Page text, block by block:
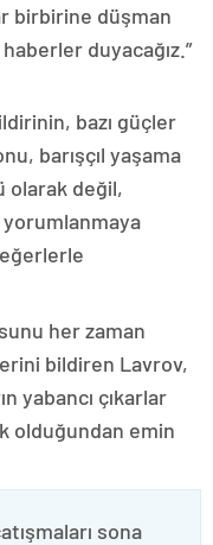
birbirine düşman
duyacağız.”
bazı güçler
barışçıl yaşama
olarak değil,
yorumlanmaya
her zaman
bildiren Lavrov,
yabancı çıkarlar
olduğundan emin
sona